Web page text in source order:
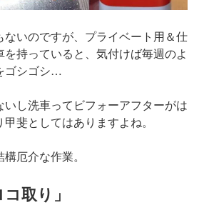
いのですが、プライベート用＆仕
持っていると、気付けば毎週のよ
ゴシゴシ…
いし洗車ってビフォーアフターがは
斐としてはありますよね。
厄介な作業。
取り」